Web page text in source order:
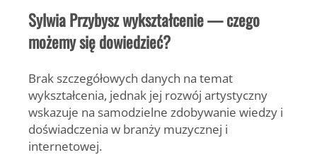
Sylwia Przybysz wykształcenie — czego
możemy się dowiedzieć?
Brak szczegółowych danych na temat
wykształcenia, jednak jej rozwój artystyczny
wskazuje na samodzielne zdobywanie wiedzy i
doświadczenia w branży muzycznej i
internetowej.